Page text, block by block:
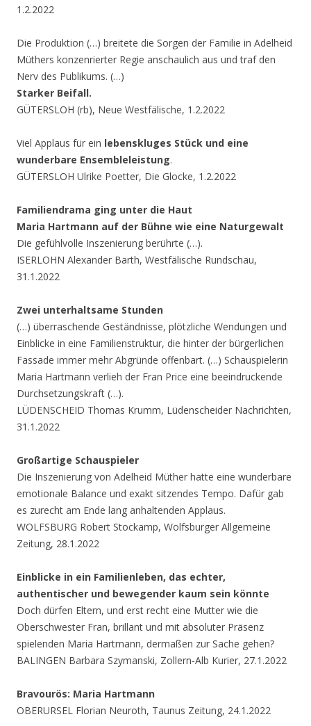
1.2.2022
Die Produktion (…) breitete die Sorgen der Familie in Adelheid
Müthers konzenrierter Regie anschaulich aus und traf den
Nerv des Publikums. (…)
Starker Beifall.
GÜTERSLOH (rb), Neue Westfälische, 1.2.2022
Viel Applaus für ein lebenskluges Stück und eine
wunderbare Ensembleleistung.
GÜTERSLOH Ulrike Poetter, Die Glocke, 1.2.2022
Familiendrama ging unter die Haut
Maria Hartmann auf der Bühne wie eine Naturgewalt
Die gefühlvolle Inszenierung berührte (…).
ISERLOHN Alexander Barth, Westfälische Rundschau,
31.1.2022
Zwei unterhaltsame Stunden
(…) überraschende Geständnisse, plötzliche Wendungen und
Einblicke in eine Familienstruktur, die hinter der bürgerlichen
Fassade immer mehr Abgründe offenbart. (…) Schauspielerin
Maria Hartmann verlieh der Fran Price eine beeindruckende
Durchsetzungskraft (…).
LÜDENSCHEID Thomas Krumm, Lüdenscheider Nachrichten,
31.1.2022
Großartige Schauspieler
Die Inszenierung von Adelheid Müther hatte eine wunderbare
emotionale Balance und exakt sitzendes Tempo. Dafür gab
es zurecht am Ende lang anhaltenden Applaus.
WOLFSBURG Robert Stockamp, Wolfsburger Allgemeine
Zeitung, 28.1.2022
Einblicke in ein Familienleben, das echter,
authentischer und bewegender kaum sein könnte
Doch dürfen Eltern, und erst recht eine Mutter wie die
Oberschwester Fran, brillant und mit absoluter Präsenz
spielenden Maria Hartmann, dermaßen zur Sache gehen?
BALINGEN Barbara Szymanski, Zollern-Alb Kurier, 27.1.2022
Bravourös: Maria Hartmann
OBERURSEL Florian Neuroth, Taunus Zeitung, 24.1.2022